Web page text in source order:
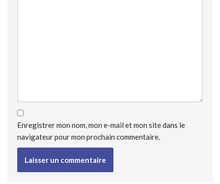
Enregistrer mon nom, mon e-mail et mon site dans le
navigateur pour mon prochain commentaire.